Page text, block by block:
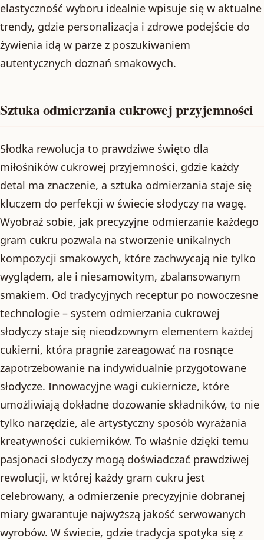
elastyczność wyboru idealnie wpisuje się w aktualne
trendy, gdzie personalizacja i zdrowe podejście do
żywienia idą w parze z poszukiwaniem
autentycznych doznań smakowych.
Sztuka odmierzania cukrowej przyjemności
Słodka rewolucja to prawdziwe święto dla
miłośników cukrowej przyjemności, gdzie każdy
detal ma znaczenie, a sztuka odmierzania staje się
kluczem do perfekcji w świecie słodyczy na wagę.
Wyobraź sobie, jak precyzyjne odmierzanie każdego
gram cukru pozwala na stworzenie unikalnych
kompozycji smakowych, które zachwycają nie tylko
wyglądem, ale i niesamowitym, zbalansowanym
smakiem. Od tradycyjnych receptur po nowoczesne
technologie – system odmierzania cukrowej
słodyczy staje się nieodzownym elementem każdej
cukierni, która pragnie zareagować na rosnące
zapotrzebowanie na indywidualnie przygotowane
słodycze. Innowacyjne wagi cukiernicze, które
umożliwiają dokładne dozowanie składników, to nie
tylko narzędzie, ale artystyczny sposób wyrażania
kreatywności cukierników. To właśnie dzięki temu
pasjonaci słodyczy mogą doświadczać prawdziwej
rewolucji, w której każdy gram cukru jest
celebrowany, a odmierzenie precyzyjnie dobranej
miary gwarantuje najwyższą jakość serwowanych
wyrobów. W świecie, gdzie tradycja spotyka się z